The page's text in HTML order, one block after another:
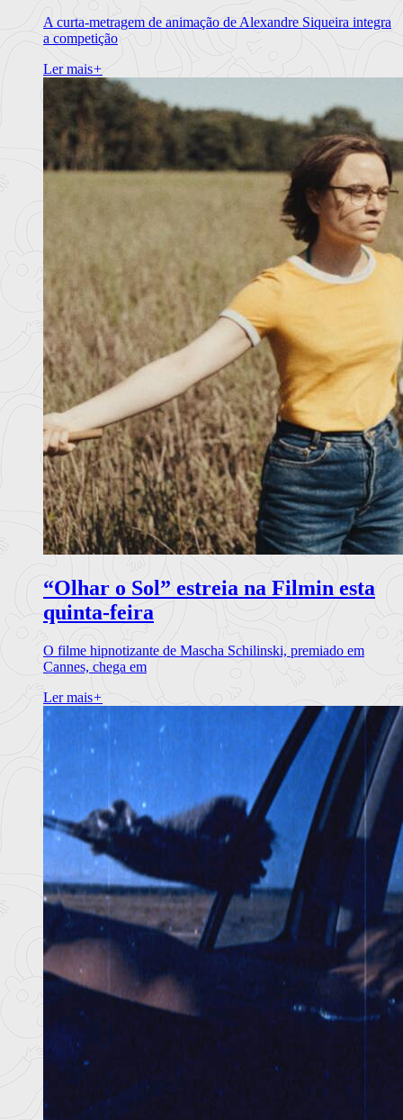
A curta-metragem de animação de Alexandre Siqueira integra
a competição
Ler mais+
“Olhar o Sol” estreia na Filmin esta
quinta-feira
O filme hipnotizante de Mascha Schilinski, premiado em
Cannes, chega em
Ler mais+